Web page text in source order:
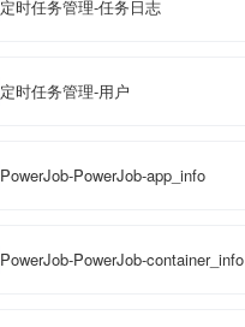
定时任务管理-任务日志
定时任务管理-用户
PowerJob-PowerJob-app_info
PowerJob-PowerJob-container_info